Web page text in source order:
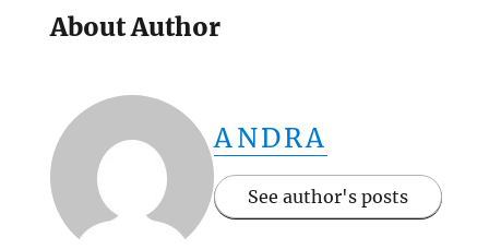
About Author
ANDRA
See author's posts